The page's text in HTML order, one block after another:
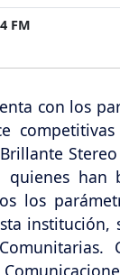
FM
con los
quienes
los
institución,